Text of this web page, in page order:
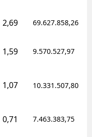
2,69 69.627.858,26
1,59 9.570.527,97
1,07 10.331.507,80
0,71 7.463.383,75